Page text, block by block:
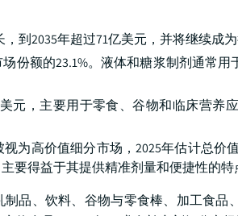
到2035年超过71亿美元，并将继续成为
份额的23.1%。液体和糖浆制剂通常用
元，主要用于零食、谷物和临床营养
为高价值细分市场，2025年估计总价
要得益于其提供精准剂量和便捷性的特
品、饮料、谷物与零食棒、加工食品